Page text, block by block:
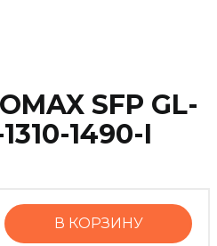
SFP GL-
1490-I
В КОРЗИНУ